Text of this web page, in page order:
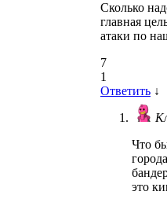
Сколько
главная
атаки по
7
1
Ответить ↓
Что
это